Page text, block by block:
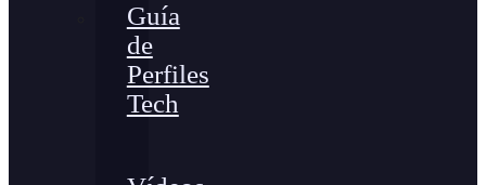
Guía
de
Perfiles
Tech